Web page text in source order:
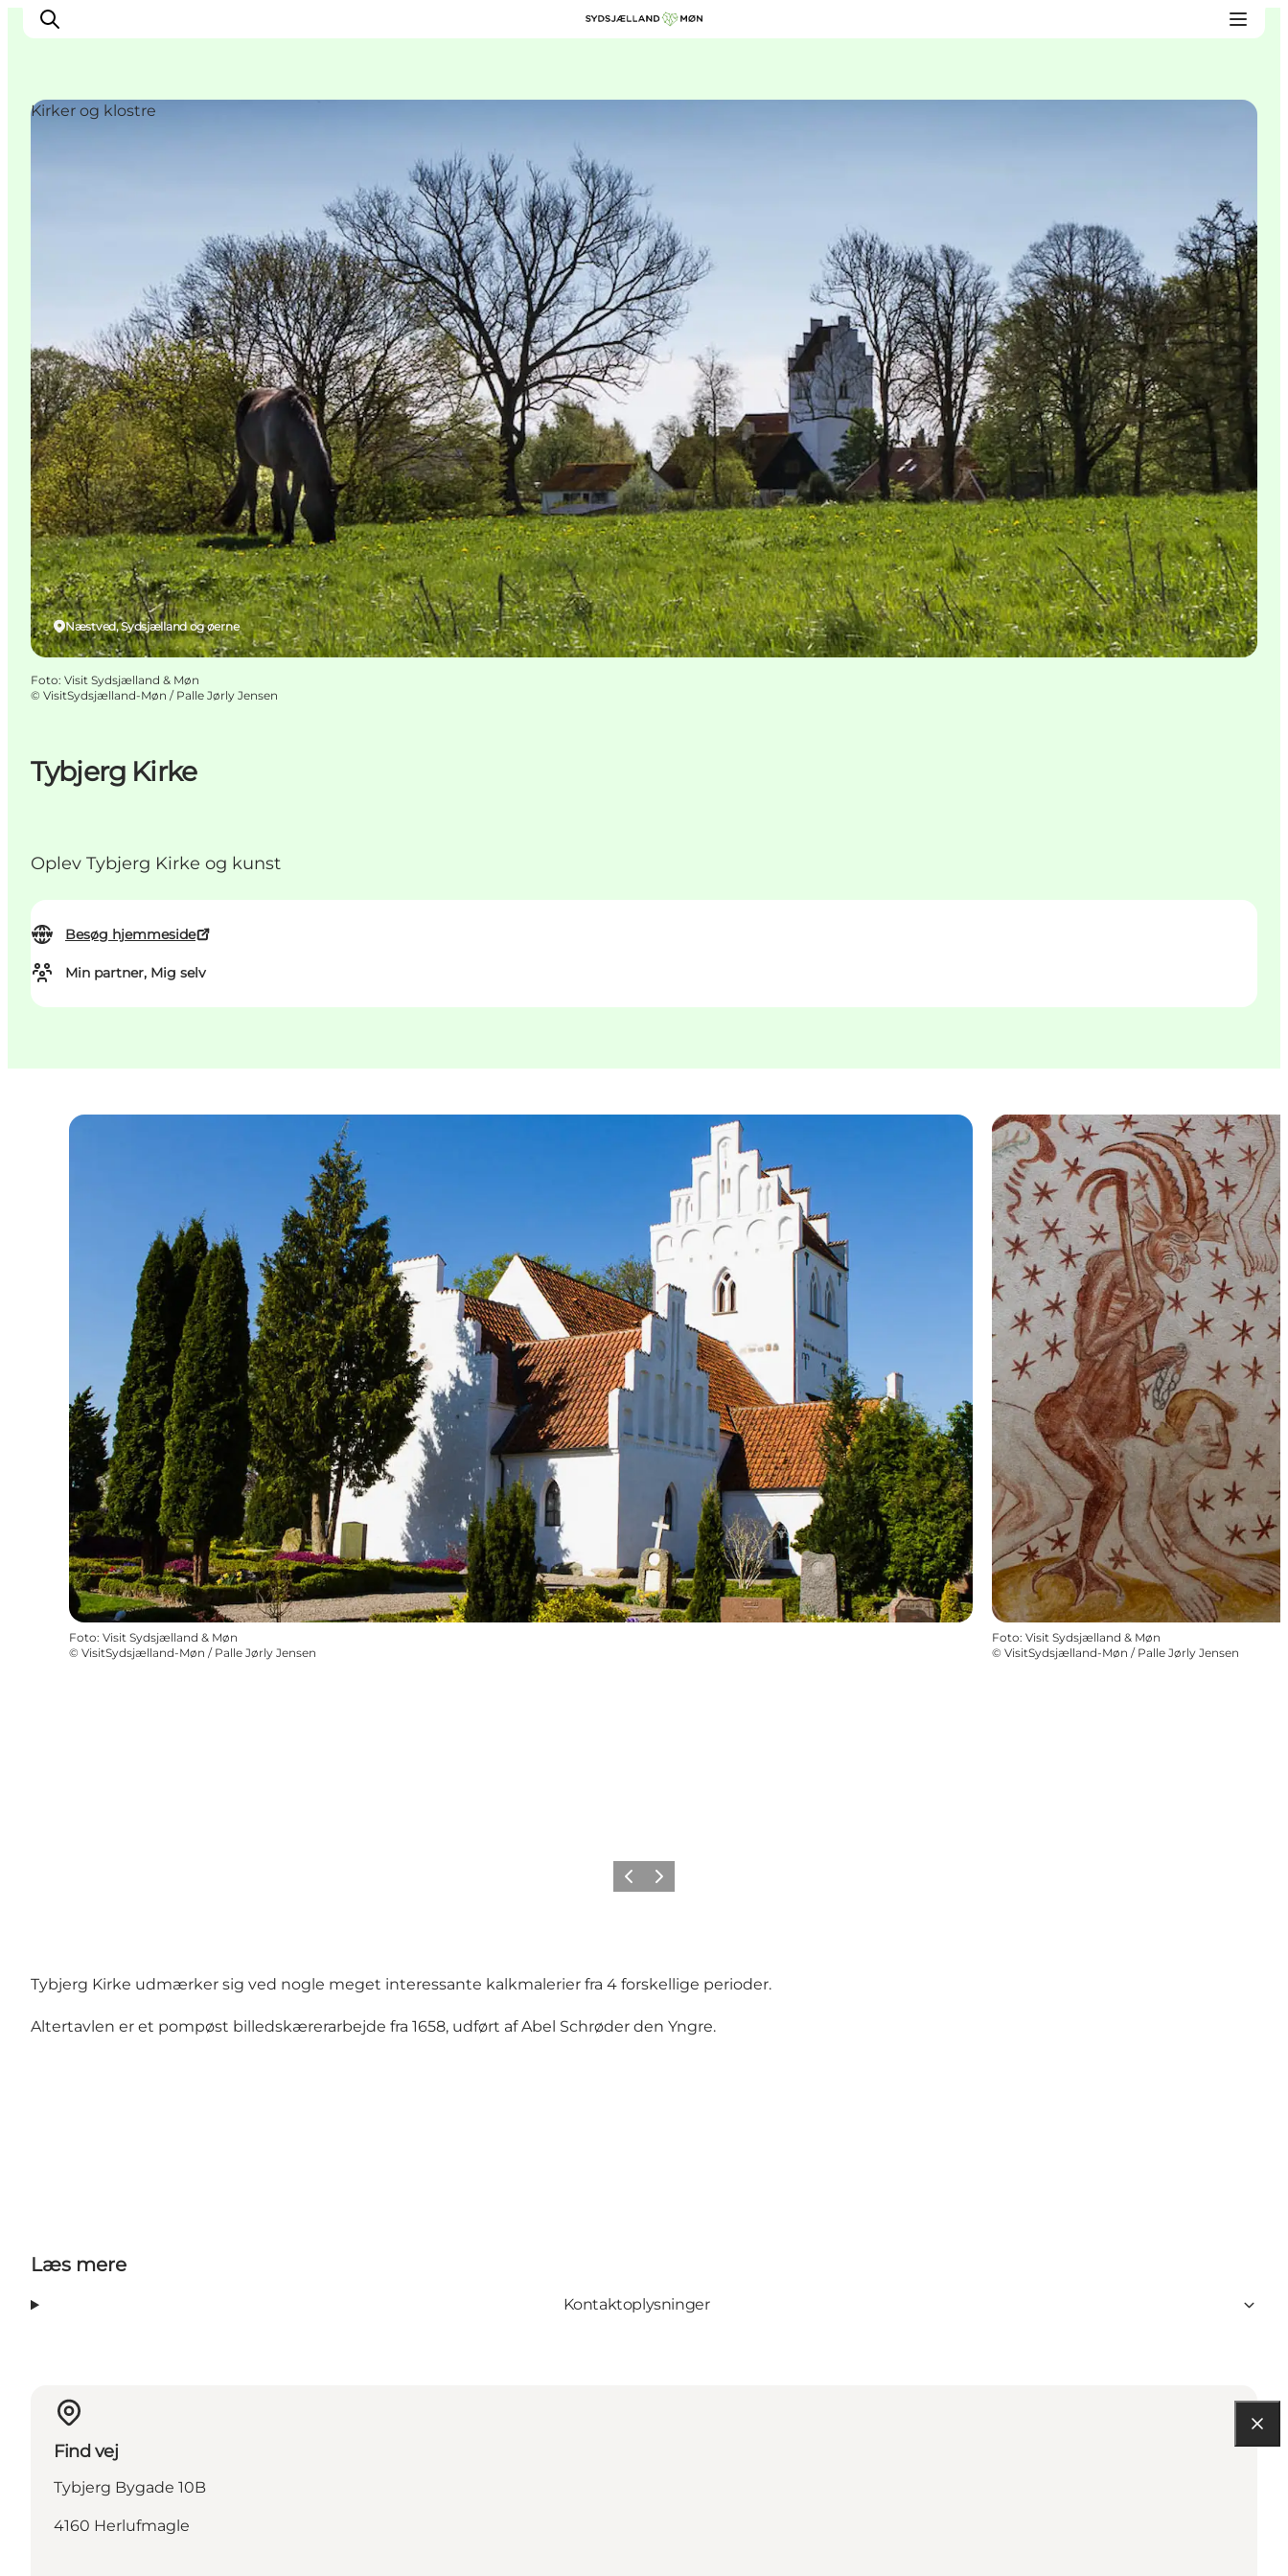
Planlæg din tur
Tybjerg Kirke
Oplev Tybjerg Kirke og kunst
Besøg hjemmeside
Min partner, Mig selv
Næstved, Sydsjælland og øerne
Kirker og klostre
Foto: Visit Sydsjælland & Møn
© VisitSydsjælland-Møn / Palle Jørly Jensen
Foto: Visit Sydsjælland & Møn
© VisitSydsjælland-Møn / Palle Jørly Jensen
Foto: Visit Sydsjælland & Møn
© VisitSydsjælland-Møn / Palle Jørly Jensen
ForrigeNæste
Tybjerg Kirke udmærker sig ved nogle meget interessante kalkmalerier fra 4 forskellige perioder.
Altertavlen er et pompøst billedskærerarbejde fra 1658, udført af Abel Schrøder den Yngre.
Læs mere
Kontaktoplysninger
Find vej
Tybjerg Bygade 10B
4160 Herlufmagle